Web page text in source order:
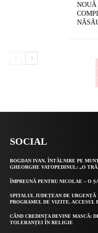
SOCIAL
BOGDAN IVAN, ÎNTÂLNIRE PE
GHEORGHE VATOPEDINUL: „O
ÎMPREUNĂ PENTRU NICOLAE – O
SPITALUL JUDEȚEAN DE
PROGRAMUL DE VIZITE. ACCESUL
CÂND CREDINȚA DEVINE MASCĂ:
TOLERANȚEI ÎN RELIGIE